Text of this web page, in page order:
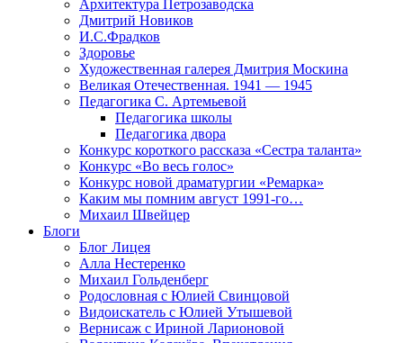
Архитектура Петрозаводска
Дмитрий Новиков
И.С.Фрадков
Здоровье
Художественная галерея Дмитрия Москина
Великая Отечественная. 1941 — 1945
Педагогика С. Артемьевой
Педагогика школы
Педагогика двора
Конкурс короткого рассказа «Сестра таланта»
Конкурс «Во весь голос»
Конкурс новой драматургии «Ремарка»
Каким мы помним август 1991-го…
Михаил Швейцер
Блоги
Блог Лицея
Алла Нестеренко
Михаил Гольденберг
Родословная с Юлией Свинцовой
Видоискатель с Юлией Утышевой
Вернисаж с Ириной Ларионовой